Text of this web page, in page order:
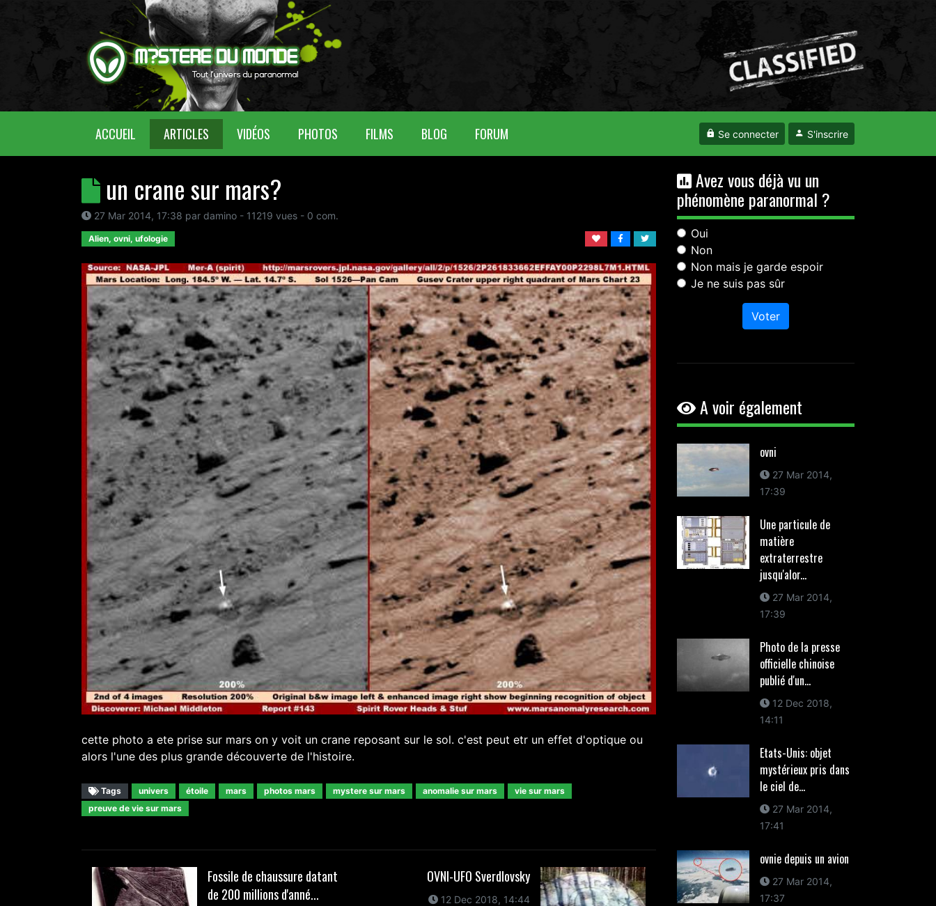
ACCUEIL (CURRENT)ARTICLES VIDÉOS PHOTOS FILMS BLOG FORUM Se connecter S'inscrire
un crane sur mars?
27 Mar 2014, 17:38 par damino - 11219 vues - 0 com.
Alien, ovni, ufologie
cette photo a ete prise sur mars on y voit un crane reposant sur le sol. c'est peut etr un effet d'optique ou
alors l'une des plus grande découverte de l'histoire.
Tags univers étoile mars photos mars mystere sur mars anomalie sur mars
vie sur mars
preuve de vie sur mars
Fossile de chaussure datant
de 200 millions d'anné...
OVNI-UFO Sverdlovsky
12 Dec 2018, 14:44
Avez vous déjà vu un
phénomène paranormal ?
Oui
Non
Non mais je garde espoir
Je ne suis pas sûr
Voter
A voir également
ovni
27 Mar 2014,
17:39
Une particule de
matière
extraterrestre
jusqu'alor...
27 Mar 2014,
17:39
Photo de la presse
officielle chinoise
publié d'un...
12 Dec 2018,
14:11
Etats-Unis: objet
mystérieux pris dans
le ciel de...
27 Mar 2014,
17:41
ovnie depuis un avion
27 Mar 2014,
17:37